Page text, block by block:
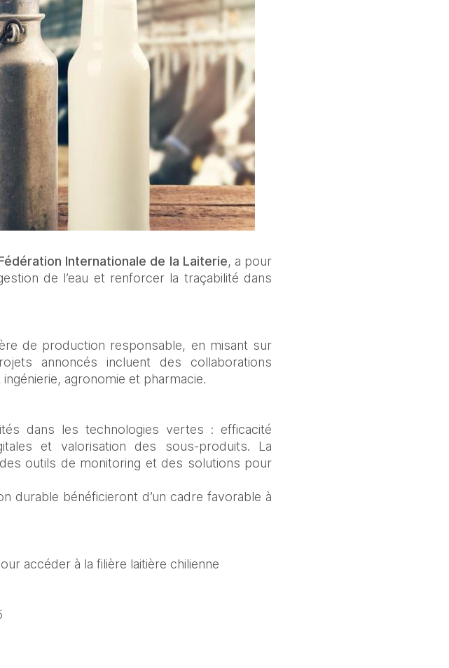
Internationale de la Laiterie, a pour
de l’eau et renforcer la traçabilité dans
de production responsable, en misant sur
annoncés incluent des collaborations
ingénierie, agronomie et pharmacie.
dans les technologies vertes : efficacité
et valorisation des sous-produits. La
outils de monitoring et des solutions pour
durable bénéficieront d’un cadre favorable à
accéder à la filière laitière chilienne